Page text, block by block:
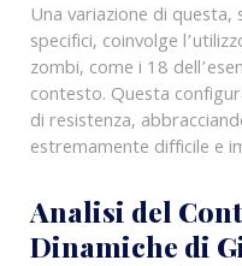
Una variazione di
specifici, coinvolge
zombi, come i 18
contesto. Questa
di resistenza,
estremamente difficile e
Analisi del
Dinamiche di